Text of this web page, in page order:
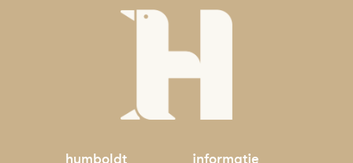
humboldt informatie